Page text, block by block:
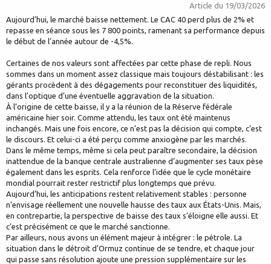
Article du 19/03/2026
Aujourd’hui, le marché baisse nettement. Le CAC 40 perd plus de 2% et
repasse en séance sous les 7 800 points, ramenant sa performance depuis
le début de l’année autour de -4,5%.
Certaines de nos valeurs sont affectées par cette phase de repli. Nous
sommes dans un moment assez classique mais toujours déstabilisant : les
gérants procèdent à des dégagements pour reconstituer des liquidités,
dans l’optique d’une éventuelle aggravation de la situation.
À l’origine de cette baisse, il y a la réunion de la Réserve fédérale
américaine hier soir. Comme attendu, les taux ont été maintenus
inchangés. Mais une fois encore, ce n’est pas la décision qui compte, c’est
le discours. Et celui-ci a été perçu comme anxiogène par les marchés.
Dans le même temps, même si cela peut paraître secondaire, la décision
inattendue de la banque centrale australienne d’augmenter ses taux pèse
également dans les esprits. Cela renforce l’idée que le cycle monétaire
mondial pourrait rester restrictif plus longtemps que prévu.
Aujourd’hui, les anticipations restent relativement stables : personne
n’envisage réellement une nouvelle hausse des taux aux États-Unis. Mais,
en contrepartie, la perspective de baisse des taux s’éloigne elle aussi. Et
c’est précisément ce que le marché sanctionne.
Par ailleurs, nous avons un élément majeur à intégrer : le pétrole. La
situation dans le détroit d’Ormuz continue de se tendre, et chaque jour
qui passe sans résolution ajoute une pression supplémentaire sur les